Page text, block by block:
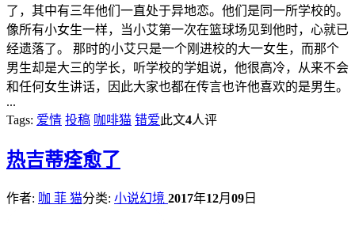
了，其中有三年他们一直处于异地恋。他们是同一所学校的。
像所有小女生一样，当小艾第一次在篮球场见到他时，心就已
经遗落了。 那时的小艾只是一个刚进校的大一女生，而那个
男生却是大三的学长，听学校的学姐说，他很高冷，从来不会
和任何女生讲话，因此大家也都在传言也许他喜欢的是男生。
...
Tags: 爱情 投稿 咖啡猫 错爱此文4人评
热吉蒂痊愈了
作者: 咖 菲 猫分类: 小说幻境 2017年12月 09 日